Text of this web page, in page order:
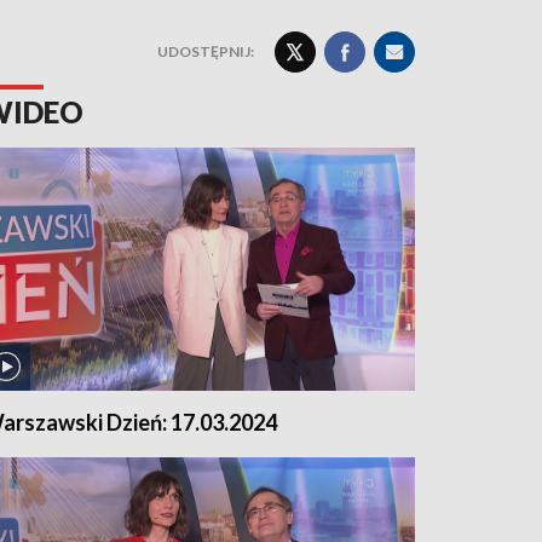
UDOSTĘPNIJ:
Dzień: 17.03.2024